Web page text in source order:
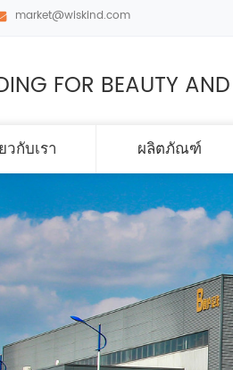
market@wiskind.com
FOR BEAUTY
วกับเรา ผลิตภัณฑ์